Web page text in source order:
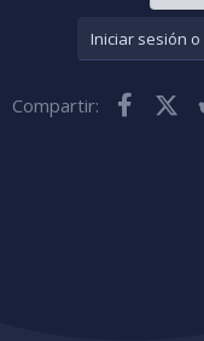
Iniciar sesión
Compartir: X